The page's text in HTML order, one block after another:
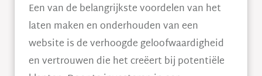
Een van de belangrijkste voordelen van het
laten maken en onderhouden van een
website is de verhoogde geloofwaardigheid
en vertrouwen die het creëert bij potentiële